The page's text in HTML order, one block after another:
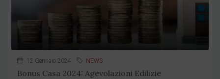
12 Gennaio 2024 NEWS
Bonus Casa 2024: Agevolazioni Edilizie